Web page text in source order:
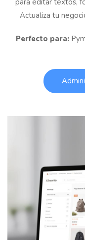
para editar textos,
Actualiza tu
Perfecto para: